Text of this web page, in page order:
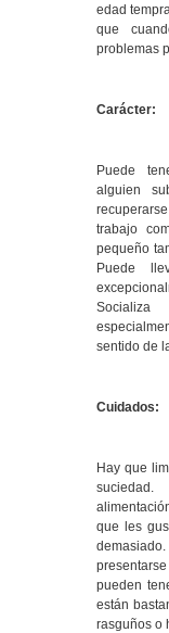
edad
que
problemas
Carácter:
Puede
alguien
trabajo
pequeño
Puede
sentido de
Cuidados:
Hay que
que les
pueden
están
rasguños o